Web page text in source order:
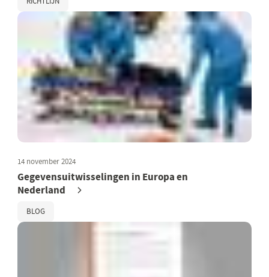
14 november 2024
Gegevensuitwisselingen in Europa en
Nederland
BLOG